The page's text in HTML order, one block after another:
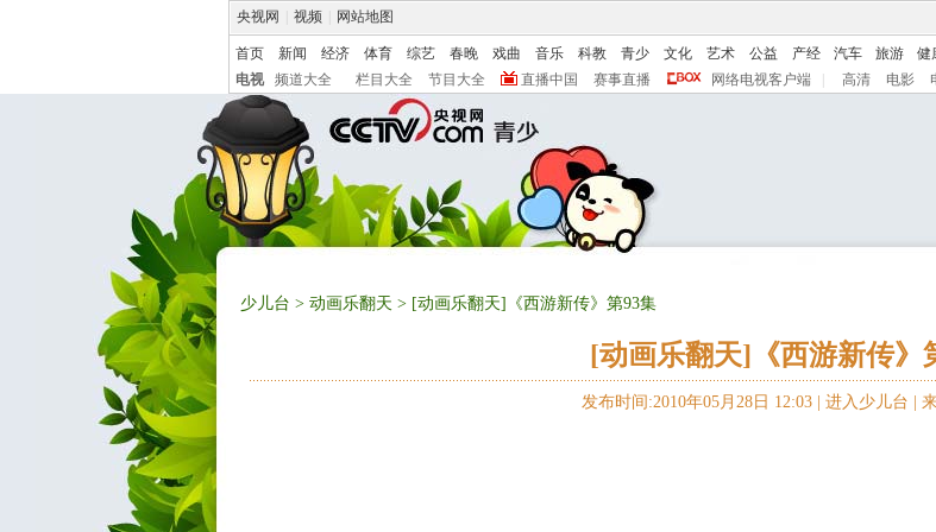
央视网 视频 网站地图
首页 新闻 经济 体育 综艺 春晚 戏曲 音乐 科教 青少 文化 艺术 公益 产经 汽车 旅游 健
电视
频道大全 栏目大全 节目大全 直播中国 赛事直播 网络电视客户端 高清 电影
少儿台 > 动画乐翻天 > [动画乐翻天]《西游新传》第93集
[动画乐翻天]《西游新传》
发布时间:2010年05月28日 12:03 | 进入少儿台